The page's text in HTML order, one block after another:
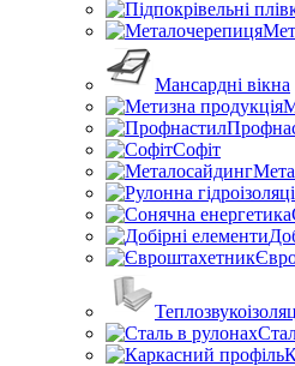
Мансардні вікна
Софіт